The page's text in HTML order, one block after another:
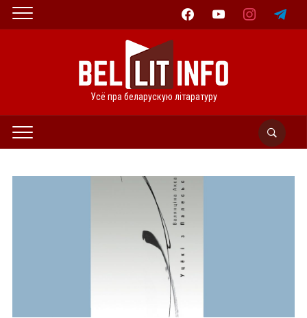
facebookyoutube instagramtelegram
Усё пра беларускую літаратуру